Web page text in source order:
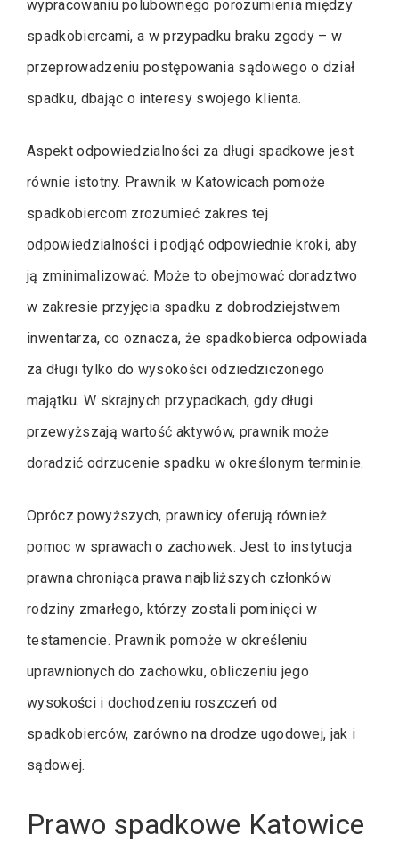
wypracowaniu polubownego porozumienia między
spadkobiercami, a w przypadku braku zgody – w
przeprowadzeniu postępowania sądowego o dział
spadku, dbając o interesy swojego klienta.
Aspekt odpowiedzialności za długi spadkowe jest
równie istotny. Prawnik w Katowicach pomoże
spadkobiercom zrozumieć zakres tej
odpowiedzialności i podjąć odpowiednie kroki, aby
ją zminimalizować. Może to obejmować doradztwo
w zakresie przyjęcia spadku z dobrodziejstwem
inwentarza, co oznacza, że spadkobierca odpowiada
za długi tylko do wysokości odziedziczonego
majątku. W skrajnych przypadkach, gdy długi
przewyższają wartość aktywów, prawnik może
doradzić odrzucenie spadku w określonym terminie.
Oprócz powyższych, prawnicy oferują również
pomoc w sprawach o zachowek. Jest to instytucja
prawna chroniąca prawa najbliższych członków
rodziny zmarłego, którzy zostali pominięci w
testamencie. Prawnik pomoże w określeniu
uprawnionych do zachowku, obliczeniu jego
wysokości i dochodzeniu roszczeń od
spadkobierców, zarówno na drodze ugodowej, jak i
sądowej.
Prawo spadkowe Katowice